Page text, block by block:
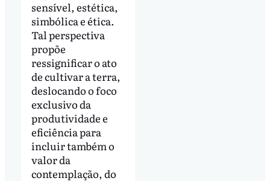
sensível, estética,
simbólica e ética.
Tal perspectiva
propõe
ressignificar o ato
de cultivar a terra,
deslocando o foco
exclusivo da
produtividade e
eficiência para
incluir também o
valor da
contemplação, do